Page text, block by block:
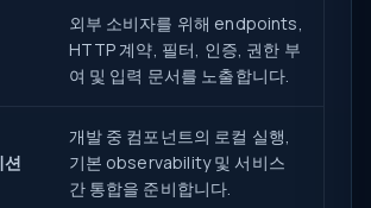
외부 소비자를 위해 endpoints,
HTTP 계약, 필터, 인증, 권한 부
여 및 입력 문서를 노출합니다.
션
개발 중 컴포넌트의 로컬 실행,
기본 observability 및 서비스
간 통합을 준비합니다.